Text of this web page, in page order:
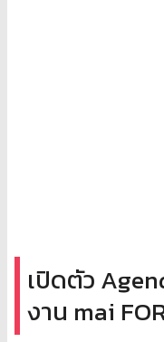
เปิดตัว
งาน mai